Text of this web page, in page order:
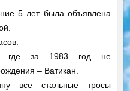
5 лет была объявлена
где за 1983 год не
– Ватикан.
все стальные тросы